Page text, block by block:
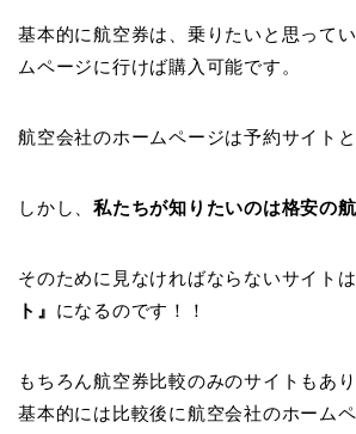
基本的に航空券は、乗りたいと思って
ムページに行けば購入可能です。
航空会社のホームページは予約サイト
しかし、私たちが知りたいのは格安の
そのために見なければならないサイトは
ト』 になるのです！！
もちろん航空券比較のみのサイトもあり
基本的には比較後に航空会社のホーム